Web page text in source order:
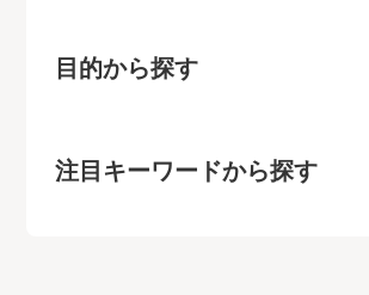
目的から探す
注目キーワードから探す